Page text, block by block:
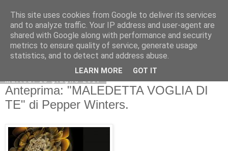
martedì 13 giugno 2017
Anteprima: "MALEDETTA VOGLIA DI
TE" di Pepper Winters.
This site uses cookies from Google to deliver its services
and to analyze traffic. Your IP address and user-agent are
shared with Google along with performance and security
metrics to ensure quality of service, generate usage
statistics, and to detect and address abuse.
LEARN MORE GOT IT